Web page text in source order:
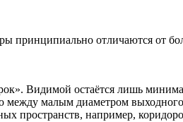
принципиально отличаются от
Видимой остаётся лишь
малым диаметром выходного
пространств, например,